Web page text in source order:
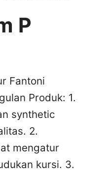
P
Fantoni
Produk: 1.
synthetic
2.
mengatur
kursi. 3.